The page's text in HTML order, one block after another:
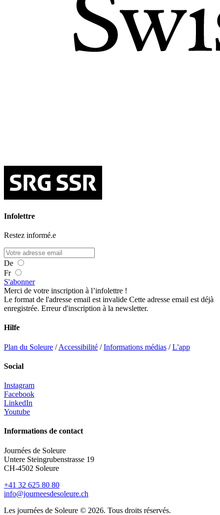
Infolettre
Restez informé.e
De
Fr
S'abonner
Merci de votre inscription à l’infolettre !
Le format de l'adresse email est invalide Cette adresse email est déjà
enregistrée. Erreur d'inscription à la newsletter.
Hilfe
Plan du Soleure /Accessibilité /Informations médias /L'app
Social
Instagram
Facebook
LinkedIn
Youtube
Informations de contact
Journées de Soleure
Untere Steingrubenstrasse 19
CH-4502 Soleure
+41 32 625 80 80
info@journeesdesoleure.ch
Les journées de Soleure © 2026. Tous droits réservés.